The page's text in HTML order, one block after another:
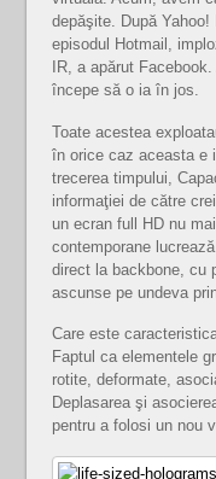
depăşite. După
episodul Hotmail,
IR, a apărut
începe să o ia în jos.
Toate acestea
în orice caz aceasta e
trecerea timpului,
informaţiei de către
un ecran full HD nu
contemporane
direct la backbone, cu
ascunse pe undeva
Care este
Faptul ca elementele
rotite, deformate,
Deplasarea şi
pentru a folosi un nou